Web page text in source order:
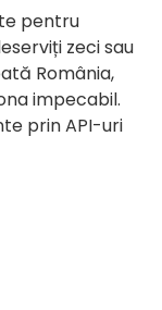
pentru
zeci sau
România,
impecabil.
prin API-uri